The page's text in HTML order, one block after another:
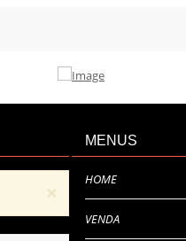
×
MENUS
HOME
VENDA